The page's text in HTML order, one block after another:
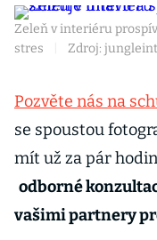
Zeleň v interiéru
stres
Zdroj:
Pozvěte nás na
se spoustou
mít už za pár
odborné
vašimi partnery